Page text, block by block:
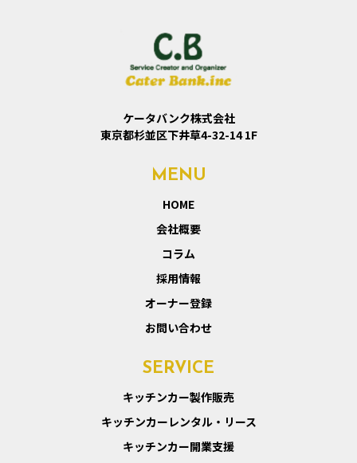
ケータバンク株式会社
東京都杉並区下井草4-32-14 1F
MENU
HOME
会社概要
コラム
採用情報
オーナー登録
お問い合わせ
SERVICE
キッチンカー製作販売
キッチンカーレンタル・リース
キッチンカー開業支援